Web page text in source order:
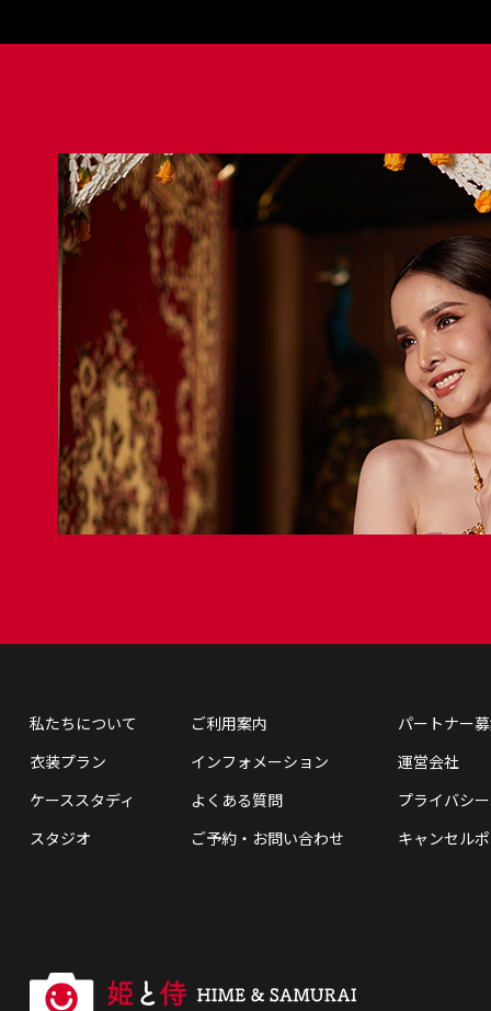
私たちについて
衣装プラン
ケーススタディ
スタジオ
ご利用案内
インフォメーション
よくある質問
ご予約・お問い合わせ
パートナー
運営会社
プライバシ
キャンセル